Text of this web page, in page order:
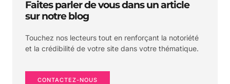
Faites parler de vous dans un article
sur notre blog
Touchez nos lecteurs tout en renforçant la notoriété
et la crédibilité de votre site dans votre thématique.
CONTACTEZ-NOUS